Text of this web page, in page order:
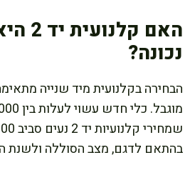
האם
נכונה?
הבחירה בקלנועית מיד שנייה
בהתאם לדגם, מצב הסוללה ולשנת